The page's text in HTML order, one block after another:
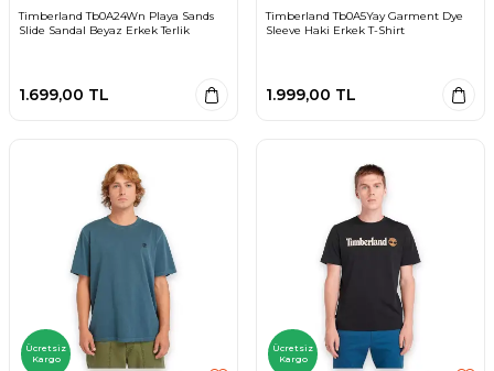
Timberland Tb0A24Wn Playa Sands
Slide Sandal Beyaz Erkek Terlik
1.699,00 TL
Timberland Tb0A5Yay Garment Dye
Sleeve Haki Erkek T-Shirt
1.999,00 TL
Ücretsiz
Kargo
Ücretsiz
Kargo